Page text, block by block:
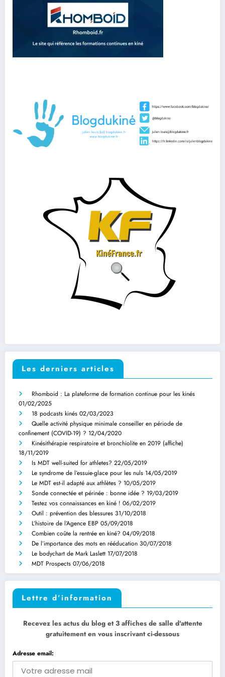
Les derniers articles
Rhomboid : La plateforme de formation continue pour les kinés
01/02/2025
18 podcasts kinés 02/03/2023
Quelle activité physique minimale conseiller en période de
confinement (COVID-19) ? 12/04/2020
Kinésithérapie respiratoire et bronchiolite en 2019 (affiche)
18/11/2019
Is MDT well-suited for athletes? 22/05/2019
Le syndrome de l’essuie-glace pour les nuls 14/05/2019
Le MDT est-il adapté aux athlètes ? 10/05/2019
Sonde connectée et périnée : bonne idée ? 19/03/2019
Testez vos connaissances en kiné ! 06/02/2019
Outil : prévention des blessures 31/10/2018
L’histoire de l’Agence EBP 05/09/2018
Combien coûte la rentrée en kiné? 04/09/2018
De l’importance des mots en rééducation 30/07/2018
Le bodychart de Mark Laslett 17/07/2018
MDT Prospects 07/06/2018
Lettre d’information
Recevez les actus du blog et 3 affiches de salle d'attente
gratuitement en vous inscrivant ci-dessous
Adresse email: